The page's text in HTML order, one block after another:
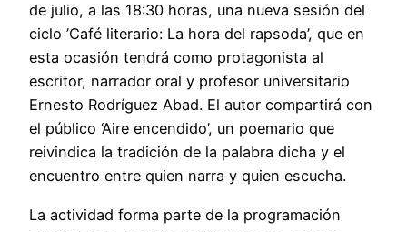
de julio, a las 18:30 horas, una nueva sesión del
ciclo ’Café literario: La hora del rapsoda’, que en
esta ocasión tendrá como protagonista al
escritor, narrador oral y profesor universitario
Ernesto Rodríguez Abad. El autor compartirá con
el público ‘Aire encendido’, un poemario que
reivindica la tradición de la palabra dicha y el
encuentro entre quien narra y quien escucha.
La actividad forma parte de la programación